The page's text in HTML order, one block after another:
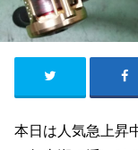
本日は人気急上昇